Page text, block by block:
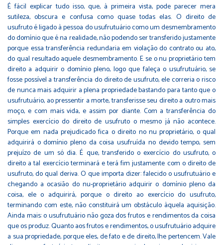
É fácil explicar tudo isso, que, à primeira vista, pode parecer mera
sutileza, obscura e confusa como quase todas elas. O direito de
usufruto é ligado à pessoa do usufrutuário como um desmembramento
do domínio que é na realidade, não podendo ser transferido justamente
porque essa transferência redundaria em violação do contrato ou ato,
do qual resultado aquele desmembramento. E se o nu proprietário tem
direito a adquirir o domínio pleno, logo que faleça o usufrutuário, se
fosse possível a transferência do direito de usufruto, ele correria o risco
de nunca mais adquirir a plena propriedade bastando para tanto que o
usufrutuário, ao pressentir a morte, transferisse seu direito a outro mais
moço, e com mais vida, e assim por diante. Com a transferência do
simples exercício do direito de usufruto o mesmo já não acontece.
Porque em nada prejudicado fica o direito no nu proprietário, o qual
adquirirá o domínio pleno da coisa usufruída no devido tempo, sem
prejuízo de um só dia. É que, transferido o exercício do usufruto, o
direito a tal exercício terminará e terá fim justamente com o direito de
usufruto, do qual deriva. O que importa dizer: falecido o usufrutuário e
chegando a ocasião do nu-proprietário adquirir o domínio pleno da
coisa, ele o adquirirá, porque o direito ao exercício do usufruto,
terminando com este, não constituirá um obstáculo àquela aquisição.
Ainda mais: o usufrutuário não goza dos frutos e rendimentos da coisa
que os produz. Quanto aos frutos e rendimentos, o usufrutuário adquire
a sua propriedade, porque eles, de fato e de direito, lhe pertencem. Vale